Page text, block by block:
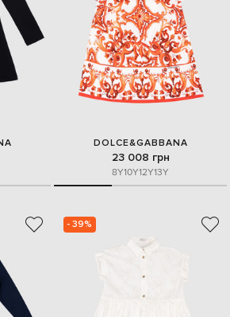
DOLCE&GABBANA
23 008 грн
8Y10Y12Y13Y
- 39%